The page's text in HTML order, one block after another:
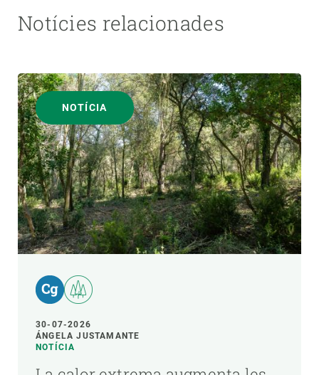
Notícies relacionades
NOTÍCIA
30-07-2026
ÁNGELA JUSTAMANTE
NOTÍCIA